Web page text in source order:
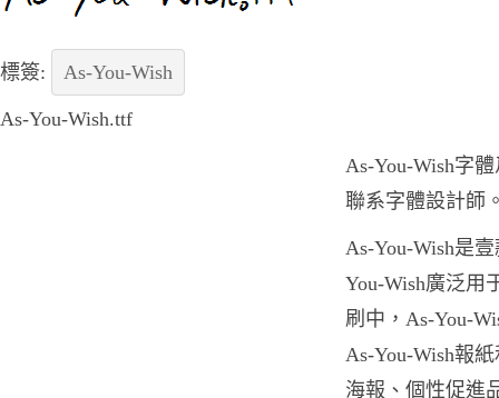
標簽: As-You-Wish
As-You-Wish.ttf
As-You-Wish字
聯系字體設計師
As-You-Wish是
You-Wish廣泛用
刷中，As-You-
As-You-Wish報
海報、個性促進